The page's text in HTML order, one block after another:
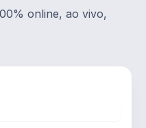
online, ao vivo,